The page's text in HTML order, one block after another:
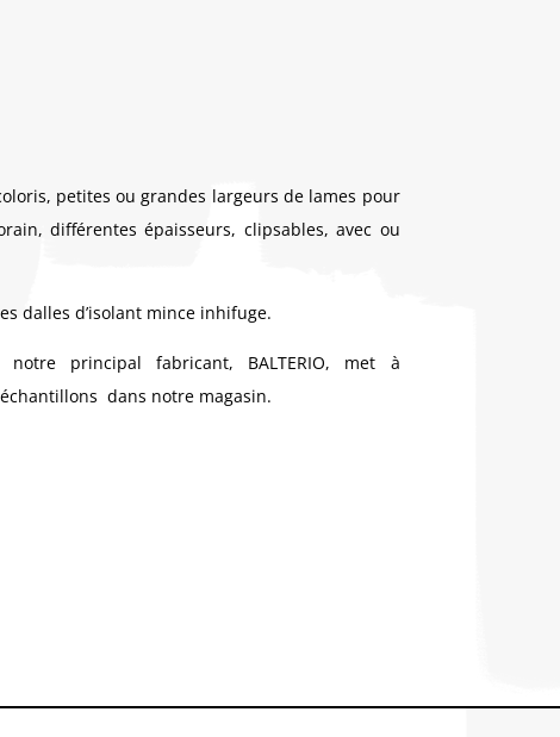
petites ou grandes largeurs de lames pour
différentes épaisseurs, clipsables, avec ou
dalles d’isolant mince inhifuge.
principal fabricant, BALTERIO, met à
dans notre magasin.